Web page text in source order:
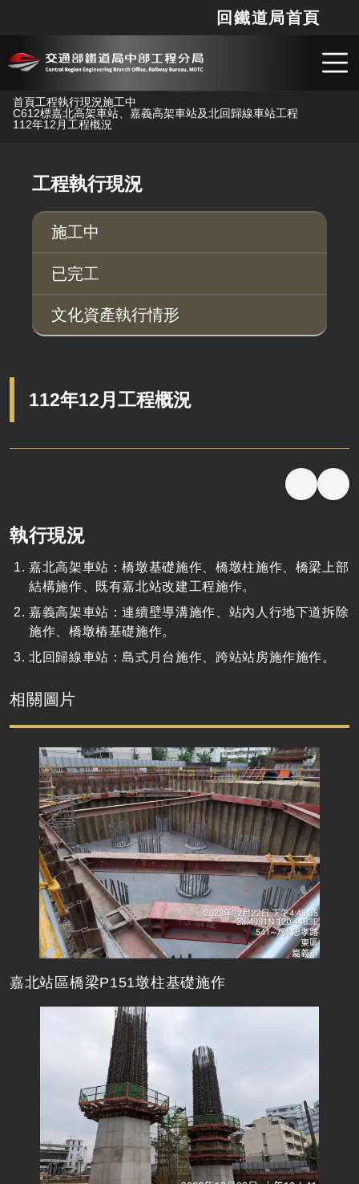
跳到主要內容
回鐵道局首頁
首頁工程執行現況施工中
C612標嘉北高架車站、嘉義高架車站及北回歸線車站工程
112年12月工程概況
工程執行現況
施工中
已完工
文化資產執行情形
112年12月工程概況
執行現況
嘉北高架車站：橋墩基礎施作、橋墩柱施作、橋梁上部
結構施作、既有嘉北站改建工程施作。
嘉義高架車站：連續壁導溝施作、站內人行地下道拆除
施作、橋墩樁基礎施作。
北回歸線車站：島式月台施作、跨站站房施作施作。
相關圖片
嘉北站區橋梁P151墩柱基礎施作